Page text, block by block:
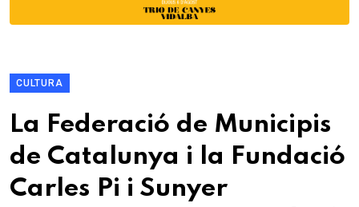
CULTURA
La Federació de Municipis
de Catalunya i la Fundació
Carles Pi i Sunyer